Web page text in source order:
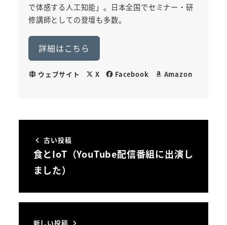
で体感する人工知能」。日本全国でセミナー・研
修講師としての登壇も多数。
詳細はこちら
ウェブサイト X Facebook Amazon
古い投稿
食とIoT（YouTube配信番組に出演し
ました）
新しい投稿